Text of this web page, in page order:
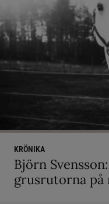
KRÖNIKA
Björn
grusrutorna på